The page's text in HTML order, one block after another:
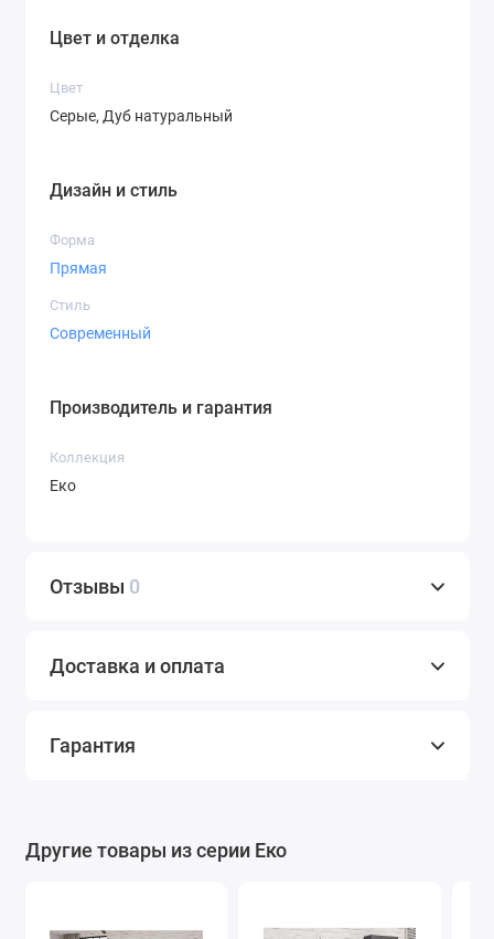
Цвет и отделка
Цвет
Серые, Дуб натуральный
Дизайн и стиль
Форма
Прямая
Стиль
Современный
Производитель и гарантия
Коллекция
Еко
Отзывы 0
Доставка и оплата
Гарантия
Другие товары из серии Еко